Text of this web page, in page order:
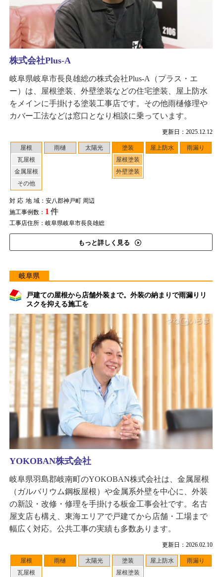
更新日：2025.12.12
屋根
瓦屋根
金属屋根
その他
雨樋 太陽光
塗装
屋根塗装
外壁塗装
屋上防水 雨漏り
対応地域：安八郡神戸町 周辺
施工事例数： 1 件
工事店住所：岐阜県岐阜市長良雄総
もっと詳しく見る
株式会社Plus-A
岐阜県岐阜市長良雄総の株式会社Plus-A（プラス・エ
ー）は、屋根塗装、外壁塗装などの住宅塗装、屋上防水
をメインに手掛ける塗装工事店です。その他雨樋修理や
カバー工法などは窓口となり相談に乗っています。
岐阜県
戸建ての屋根から店舗外装まで。外装の納まりで雨漏りリ
スクを抑える施工を
更新日：2026.02.10
屋根
瓦屋根
雨樋 太陽光
塗装
屋根塗装
屋上防水 雨漏り
YOKOBAN株式会社
岐阜県羽島郡岐南町のYOKOBAN株式会社は、金属屋根
（ガルバリウム鋼板屋根）や金属系外壁を中心に、外装
の新設・改修・修理を手掛ける板金工事会社です。名古
屋支店も構え、東海エリアで戸建てから店舗・工場まで
幅広く対応。公共工事の実績も多数あります。